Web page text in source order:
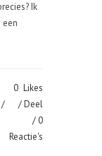
Ik
een
/
0 Likes
Deel
0
Reactie's